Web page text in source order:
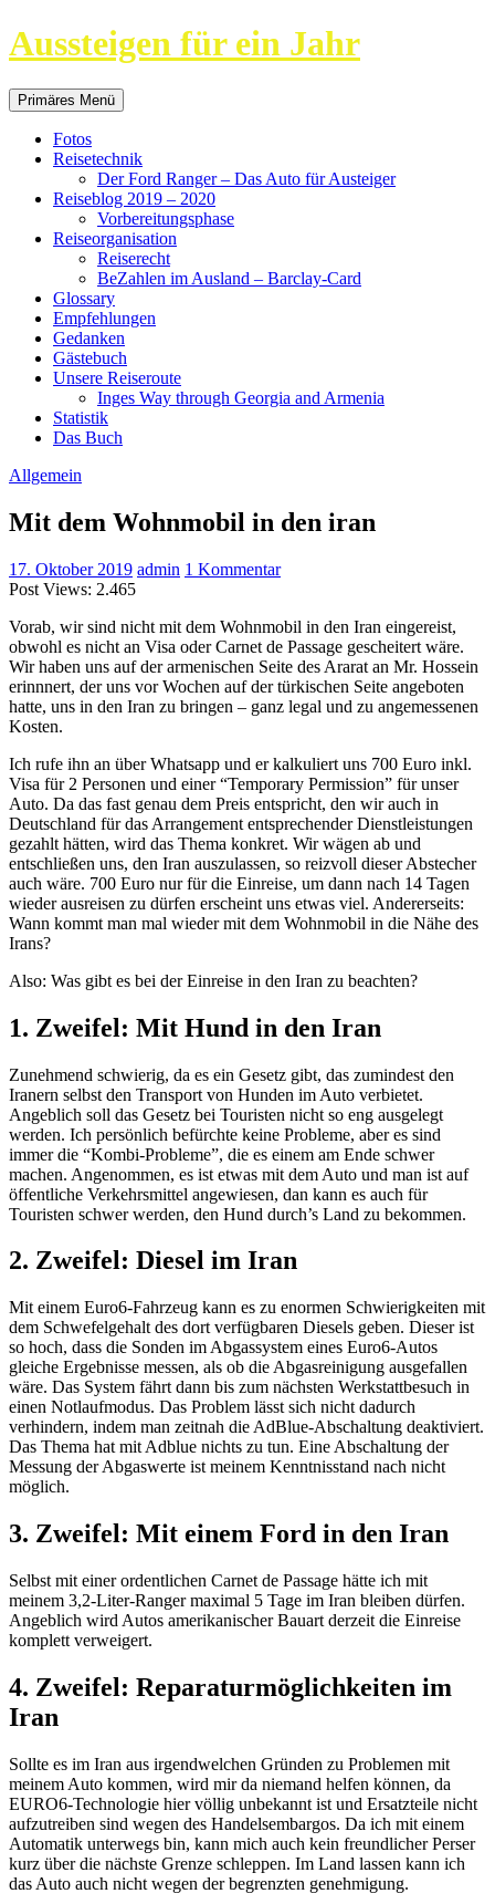
Aussteigen für ein Jahr
Suchen
Primäres Menü Springe
zum
Fotos
Reisetechnik
Der Ford Ranger – Das Auto für Austeiger
Reiseblog 2019 – 2020
Vorbereitungsphase
Reiseorganisation
Reiserecht
BeZahlen im Ausland – Barclay-Card
Glossary
Empfehlungen
Gedanken
Gästebuch
Unsere Reiseroute
Inges Way through Georgia and Armenia
Statistik
Das Buch
Allgemein
Mit dem Wohnmobil in den iran
17. Oktober 2019 admin 1 Kommentar
Post Views: 2.465
Vorab, wir sind nicht mit dem Wohnmobil in den Iran eingereist,
obwohl es nicht an Visa oder Carnet de Passage gescheitert wäre.
Wir haben uns auf der armenischen Seite des Ararat an Mr. Hossein
erinnnert, der uns vor Wochen auf der türkischen Seite angeboten
hatte, uns in den Iran zu bringen – ganz legal und zu angemessenen
Kosten.
Ich rufe ihn an über Whatsapp und er kalkuliert uns 700 Euro inkl.
Visa für 2 Personen und einer “Temporary Permission” für unser
Auto. Da das fast genau dem Preis entspricht, den wir auch in
Deutschland für das Arrangement entsprechender Dienstleistungen
gezahlt hätten, wird das Thema konkret. Wir wägen ab und
entschließen uns, den Iran auszulassen, so reizvoll dieser Abstecher
auch wäre. 700 Euro nur für die Einreise, um dann nach 14 Tagen
wieder ausreisen zu dürfen erscheint uns etwas viel. Andererseits:
Wann kommt man mal wieder mit dem Wohnmobil in die Nähe des
Irans?
Also: Was gibt es bei der Einreise in den Iran zu beachten?
1. Zweifel: Mit Hund in den Iran
Zunehmend schwierig, da es ein Gesetz gibt, das zumindest den
Iranern selbst den Transport von Hunden im Auto verbietet.
Angeblich soll das Gesetz bei Touristen nicht so eng ausgelegt
werden. Ich persönlich befürchte keine Probleme, aber es sind
immer die “Kombi-Probleme”, die es einem am Ende schwer
machen. Angenommen, es ist etwas mit dem Auto und man ist auf
öffentliche Verkehrsmittel angewiesen, dan kann es auch für
Touristen schwer werden, den Hund durch’s Land zu bekommen.
2. Zweifel: Diesel im Iran
Mit einem Euro6-Fahrzeug kann es zu enormen Schwierigkeiten mit
dem Schwefelgehalt des dort verfügbaren Diesels geben. Dieser ist
so hoch, dass die Sonden im Abgassystem eines Euro6-Autos
gleiche Ergebnisse messen, als ob die Abgasreinigung ausgefallen
wäre. Das System fährt dann bis zum nächsten Werkstattbesuch in
einen Notlaufmodus. Das Problem lässt sich nicht dadurch
verhindern, indem man zeitnah die AdBlue-Abschaltung deaktiviert.
Das Thema hat mit Adblue nichts zu tun. Eine Abschaltung der
Messung der Abgaswerte ist meinem Kenntnisstand nach nicht
möglich.
3. Zweifel: Mit einem Ford in den Iran
Selbst mit einer ordentlichen Carnet de Passage hätte ich mit
meinem 3,2-Liter-Ranger maximal 5 Tage im Iran bleiben dürfen.
Angeblich wird Autos amerikanischer Bauart derzeit die Einreise
komplett verweigert.
4. Zweifel: Reparaturmöglichkeiten im
Iran
Sollte es im Iran aus irgendwelchen Gründen zu Problemen mit
meinem Auto kommen, wird mir da niemand helfen können, da
EURO6-Technologie hier völlig unbekannt ist und Ersatzteile nicht
aufzutreiben sind wegen des Handelsembargos. Da ich mit einem
Automatik unterwegs bin, kann mich auch kein freundlicher Perser
kurz über die nächste Grenze schleppen. Im Land lassen kann ich
das Auto auch nicht wegen der begrenzten genehmigung.